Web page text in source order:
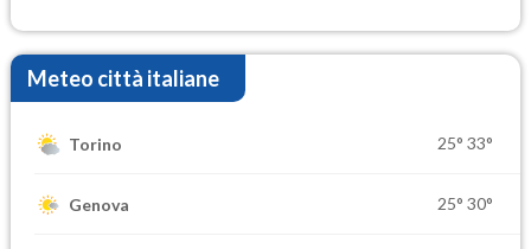
Meteo città italiane
Torino 25° 33°
Genova 25° 30°